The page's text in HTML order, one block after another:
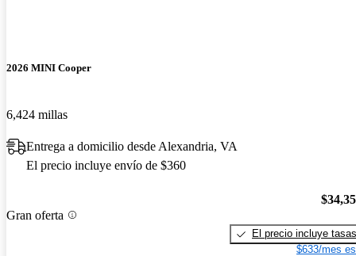
2026 MINI Cooper
6,424 millas
Entrega a domicilio desde Alexandria, VA
El precio incluye envío de $360
Gran oferta
El precio incluye tasas
$633/mes